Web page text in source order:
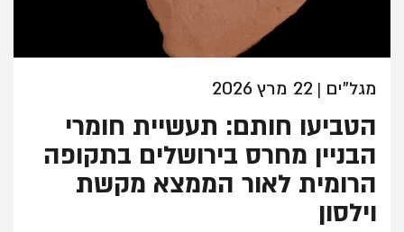
מגל"ים | 22 מרץ 2026
הטביעו חותם: תעשיית חומרי
הבניין מחרס בירושלים בתקופה
הרומית לאור הממצא מקשת
וילסון